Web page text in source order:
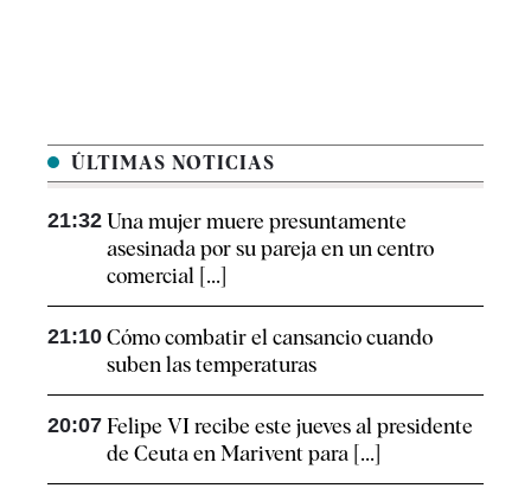
ÚLTIMAS NOTICIAS
21:32 Una mujer muere presuntamente
asesinada por su pareja en un centro
comercial [...]
21:10 Cómo combatir el cansancio​ cuando
suben las temperaturas
20:07 Felipe VI recibe este jueves al presidente
de Ceuta en Marivent para [...]